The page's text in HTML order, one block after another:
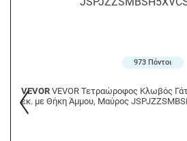
973 Πόντοι
VEVOR
εκ. με Θήκη Άμμου, Μαύρος